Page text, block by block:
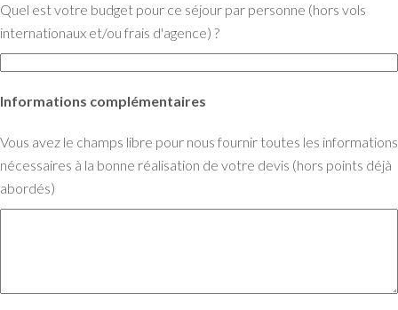
Quel est votre budget pour ce séjour par personne (hors vols
internationaux et/ou frais d'agence) ?
Informations complémentaires
Vous avez le champs libre pour nous fournir toutes les informations
nécessaires à la bonne réalisation de votre devis (hors points déjà
abordés)